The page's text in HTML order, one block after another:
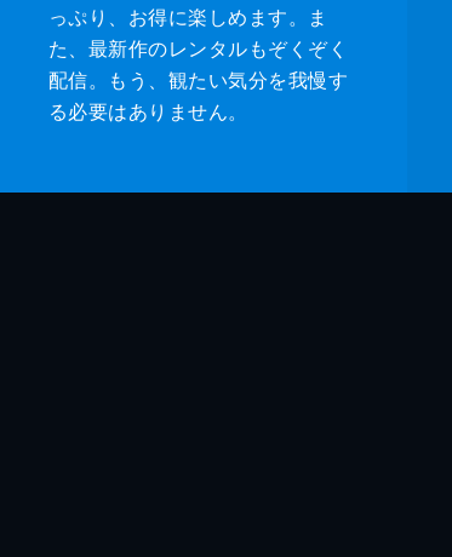
っぷり、お得に楽しめます。ま
た、最新作のレンタルもぞくぞく
配信。もう、観たい気分を我慢す
る必要はありません。